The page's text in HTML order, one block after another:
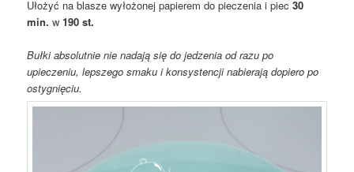
Ułożyć na blasze wyłożonej papierem do pieczenia i piec 30
min.w 190 st.
Bułki absolutnie nie nadają się do jedzenia od razu po
upieczeniu, lepszego smaku i konsystencji nabierają dopiero po
ostygnięciu.